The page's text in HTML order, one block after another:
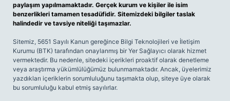
paylaşım yapılmamaktadır. Gerçek kurum ve kişiler ile isim
benzerlikleri tamamen tesadüfidir. Sitemizdeki bilgiler taslak
halindedir ve tavsiye niteliği taşımazlar.
Sitemiz, 5651 Sayılı Kanun gereğince Bilgi Teknolojileri ve İletişim
Kurumu (BTK) tarafından onaylanmış bir Yer Sağlayıcı olarak hizmet
vermektedir. Bu nedenle, sitedeki içerikleri proaktif olarak denetleme
veya araştırma yükümlülüğümüz bulunmamaktadır. Ancak, üyelerimiz
yazdıkları içeriklerin sorumluluğunu taşımakta olup, siteye üye olarak
bu sorumluluğu kabul etmiş sayılırlar.